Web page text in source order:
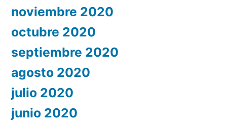
noviembre 2020
octubre 2020
septiembre 2020
agosto 2020
julio 2020
junio 2020